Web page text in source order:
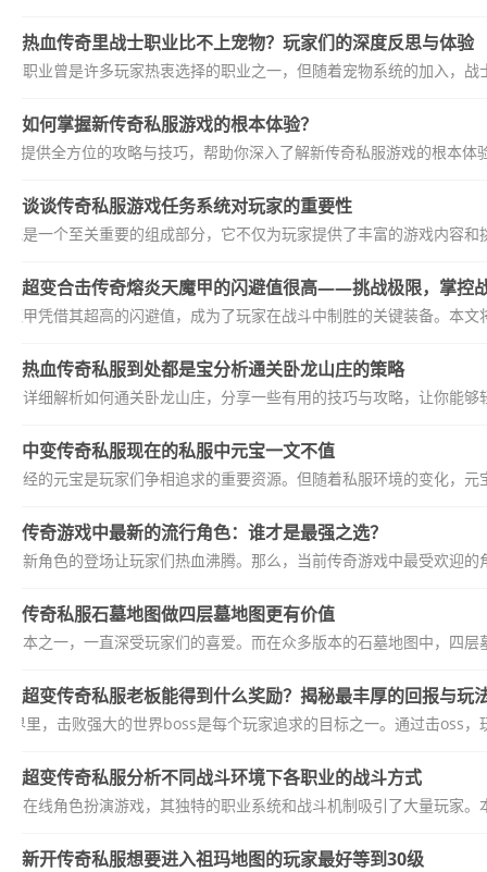
热血传奇里战士职业比不上宠物？玩家们的深度反思与体验
职业曾是许多玩家热衷选择的职业之一，但随着宠物系统的加入，
如何掌握新传奇私服游戏的根本体验？
你提供全方位的攻略与技巧，帮助你深入了解新传奇私服游戏的根本
谈谈传奇私服游戏任务系统对玩家的重要性
是一个至关重要的组成部分，它不仅为玩家提供了丰富的游戏内容
超变合击传奇熔炎天魔甲的闪避值很高——挑战极限，掌控
甲凭借其超高的闪避值，成为了玩家在战斗中制胜的关键装备。本
热血传奇私服到处都是宝分析通关卧龙山庄的策略
详细解析如何通关卧龙山庄，分享一些有用的技巧与攻略，让你能
中变传奇私服现在的私服中元宝一文不值
经的元宝是玩家们争相追求的重要资源。但随着私服环境的变化，
传奇游戏中最新的流行角色：谁才是最强之选？
新角色的登场让玩家们热血沸腾。那么，当前传奇游戏中最受欢迎
传奇私服石墓地图做四层墓地图更有价值
本之一，一直深受玩家们的喜爱。而在众多版本的石墓地图中，四
超变传奇私服老板能得到什么奖励？揭秘最丰厚的回报与玩
界里，击败强大的世界boss是每个玩家追求的目标之一。通过击oss
超变传奇私服分析不同战斗环境下各职业的战斗方式
在线角色扮演游戏，其独特的职业系统和战斗机制吸引了大量玩家
新开传奇私服想要进入祖玛地图的玩家最好等到30级